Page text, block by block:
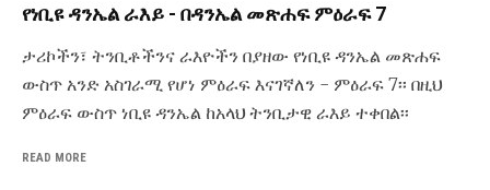
የነቢዩ ዳንኤል ራእይ - በዳንኤል መጽሐፍ ምዕራፍ 7
ታሪኮችን፣ ትንቢቶችንና ራእዮችን በያዘው የነቢዩ ዳንኤል መጽሐፍ
ውስጥ አንድ አስገራሚ የሆነ ምዕራፍ እናገኛለን - ምዕራፍ 7፡፡ በዚህ
ምዕራፍ ውስጥ ነቢዩ ዳንኤል ከአላህ ትንቢታዊ ራእይ ተቀበል፡፡
READ MORE